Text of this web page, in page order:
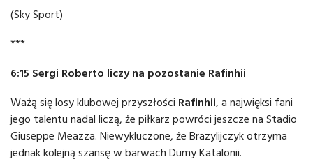
(Sky Sport)
***
6:15 Sergi Roberto liczy na pozostanie Rafinhii
Ważą się losy klubowej przyszłości Rafinhii, a najwięksi fani
jego talentu nadal liczą, że piłkarz powróci jeszcze na Stadio
Giuseppe Meazza. Niewykluczone, że Brazylijczyk otrzyma
jednak kolejną szansę w barwach Dumy Katalonii.